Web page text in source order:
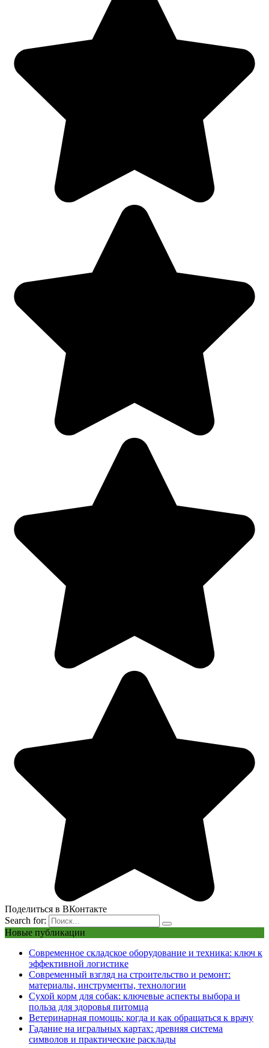
Поделиться в ВКонтакте
Search for:
Новые публикации
Современное складское оборудование и техника: ключ к
эффективной логистике
Современный взгляд на строительство и ремонт:
материалы, инструменты, технологии
Сухой корм для собак: ключевые аспекты выбора и
польза для здоровья питомца
Ветеринарная помощь: когда и как обращаться к врачу
Гадание на игральных картах: древняя система
символов и практические расклады